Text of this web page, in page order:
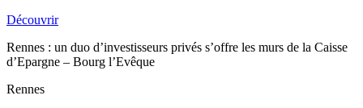
Découvrir
Rennes : un duo d’investisseurs privés s’offre les murs de la Caisse
d’Epargne – Bourg l’Evêque
Rennes